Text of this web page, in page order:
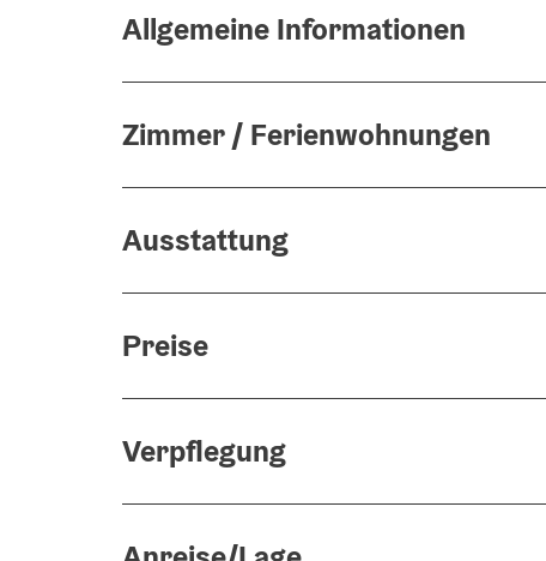
Allgemeine Informationen
Zimmer / Ferienwohnungen
Ausstattung
Preise
Verpflegung